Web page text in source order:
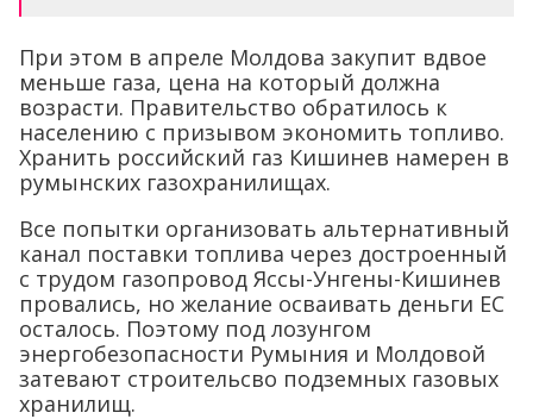
При этом в апреле Молдова закупит вдвое
меньше газа, цена на который должна
возрасти. Правительство обратилось к
населению с призывом экономить топливо.
Хранить российский газ Кишинев намерен в
румынских газохранилищах.
Все попытки организовать альтернативный
канал поставки топлива через достроенный
с трудом газопровод Яссы-Унгены-Кишинев
провались, но желание осваивать деньги ЕС
осталось. Поэтому под лозунгом
энергобезопасности Румыния и Молдовой
затевают строительсво подземных газовых
хранилищ.